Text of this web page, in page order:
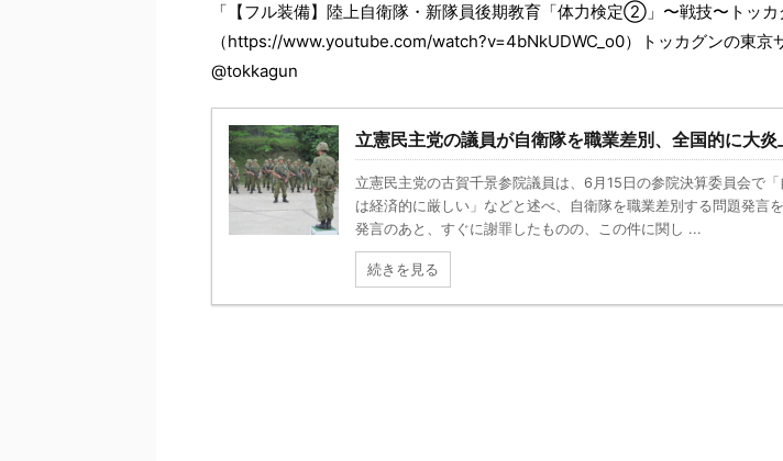
「【フル装備】陸上自衛隊・新隊員後期教育「体力検定②」〜戦技〜トッカ
（https://www.youtube.com/watch?v=4bNkUDWC_o0）トッカグンの東京
@tokkagun
立憲民主党の議員が自衛隊を職業差別、全国的に大炎
立憲民主党の古賀千景参院議員は、6月15日の参院決算委員会で
は経済的に厳しい」などと述べ、自衛隊を職業差別する問題発言
発言のあと、すぐに謝罪したものの、この件に関し ...
続きを見る